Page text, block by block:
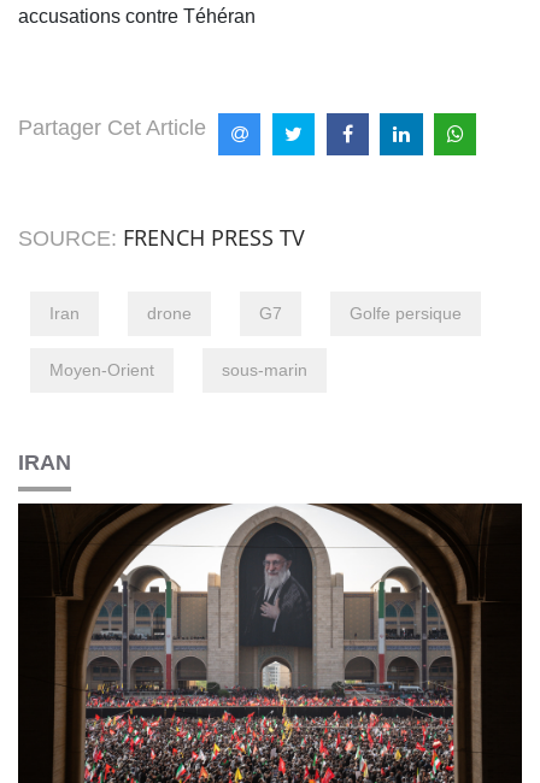
accusations contre Téhéran
Partager Cet Article
SOURCE: FRENCH PRESS TV
Iran drone G7 Golfe persique
Moyen-Orient sous-marin
IRAN